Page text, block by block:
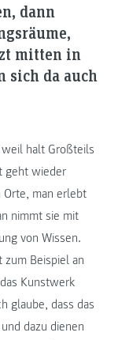
dann
mitten in
sich da auch
halt Großteils
geht wieder
Orte, man erlebt
nimmt sie mit
von Wissen.
zum Beispiel an
Kunstwerk
glaube, dass das
dazu dienen